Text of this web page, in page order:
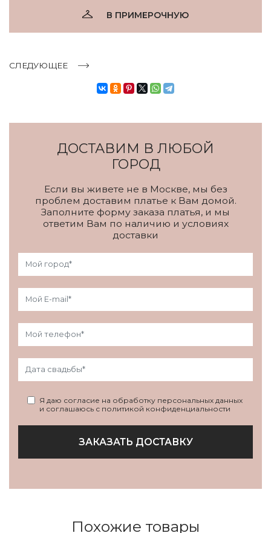
В ПРИМЕРОЧНУЮ
СЛЕДУЮЩЕЕ
ДОСТАВИМ В ЛЮБОЙ
ГОРОД
Если вы живете не в Москве, мы без
проблем доставим платье к Вам домой.
Заполните форму заказа платья, и мы
ответим Вам по наличию и условиях
доставки
Я даю согласие на обработку персональных данных
и соглашаюсь с политикой конфиденциальности
ЗАКАЗАТЬ ДОСТАВКУ
Похожие товары